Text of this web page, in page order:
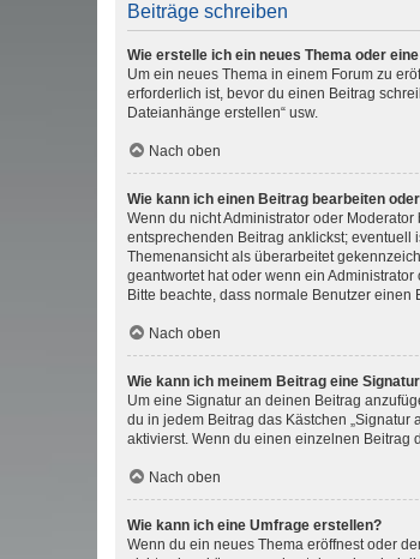
Beiträge schreiben
Wie erstelle ich ein neues Thema oder
Um ein neues Thema in einem Forum zu
erforderlich ist, bevor du einen Beitrag
Dateianhänge erstellen“ usw.
Nach oben
Wie kann ich einen Beitrag bearbeiten
Wenn du nicht Administrator oder
entsprechenden Beitrag anklickst; eventuell
Themenansicht als überarbeitet
geantwortet hat oder wenn ein
Bitte beachte, dass normale Benutzer
Nach oben
Wie kann ich meinem Beitrag eine
Um eine Signatur an deinen Beitrag
du in jedem Beitrag das Kästchen
aktivierst. Wenn du einen einzelnen Beitrag
Nach oben
Wie kann ich eine Umfrage erstellen?
Wenn du ein neues Thema eröffnest oder